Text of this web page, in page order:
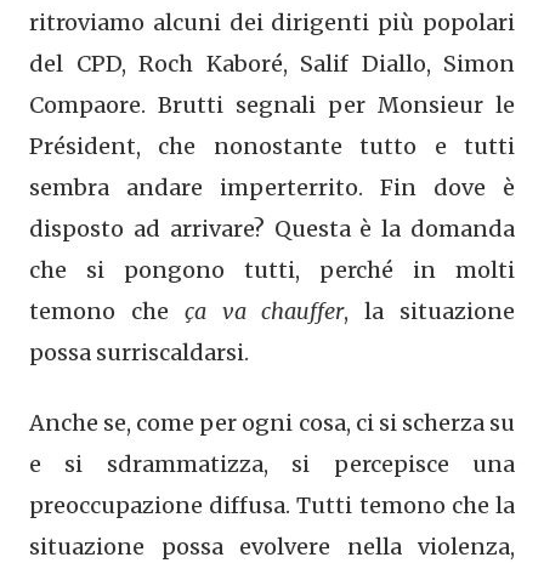
ritroviamo alcuni dei dirigenti più popolari
del CPD, Roch Kaboré, Salif Diallo, Simon
Compaore. Brutti segnali per Monsieur le
Président, che nonostante tutto e tutti
sembra andare imperterrito. Fin dove è
disposto ad arrivare? Questa è la domanda
che si pongono tutti, perché in molti
temono che ça va chauffer, la situazione
possa surriscaldarsi.
Anche se, come per ogni cosa, ci si scherza su
e si sdrammatizza, si percepisce una
preoccupazione diffusa. Tutti temono che la
situazione possa evolvere nella violenza,